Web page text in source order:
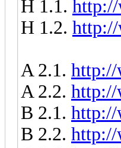
H 1.1.
H 1.2.
A 2.1. http://
A 2.2. http://
B 2.1. http://
B 2.2. http://